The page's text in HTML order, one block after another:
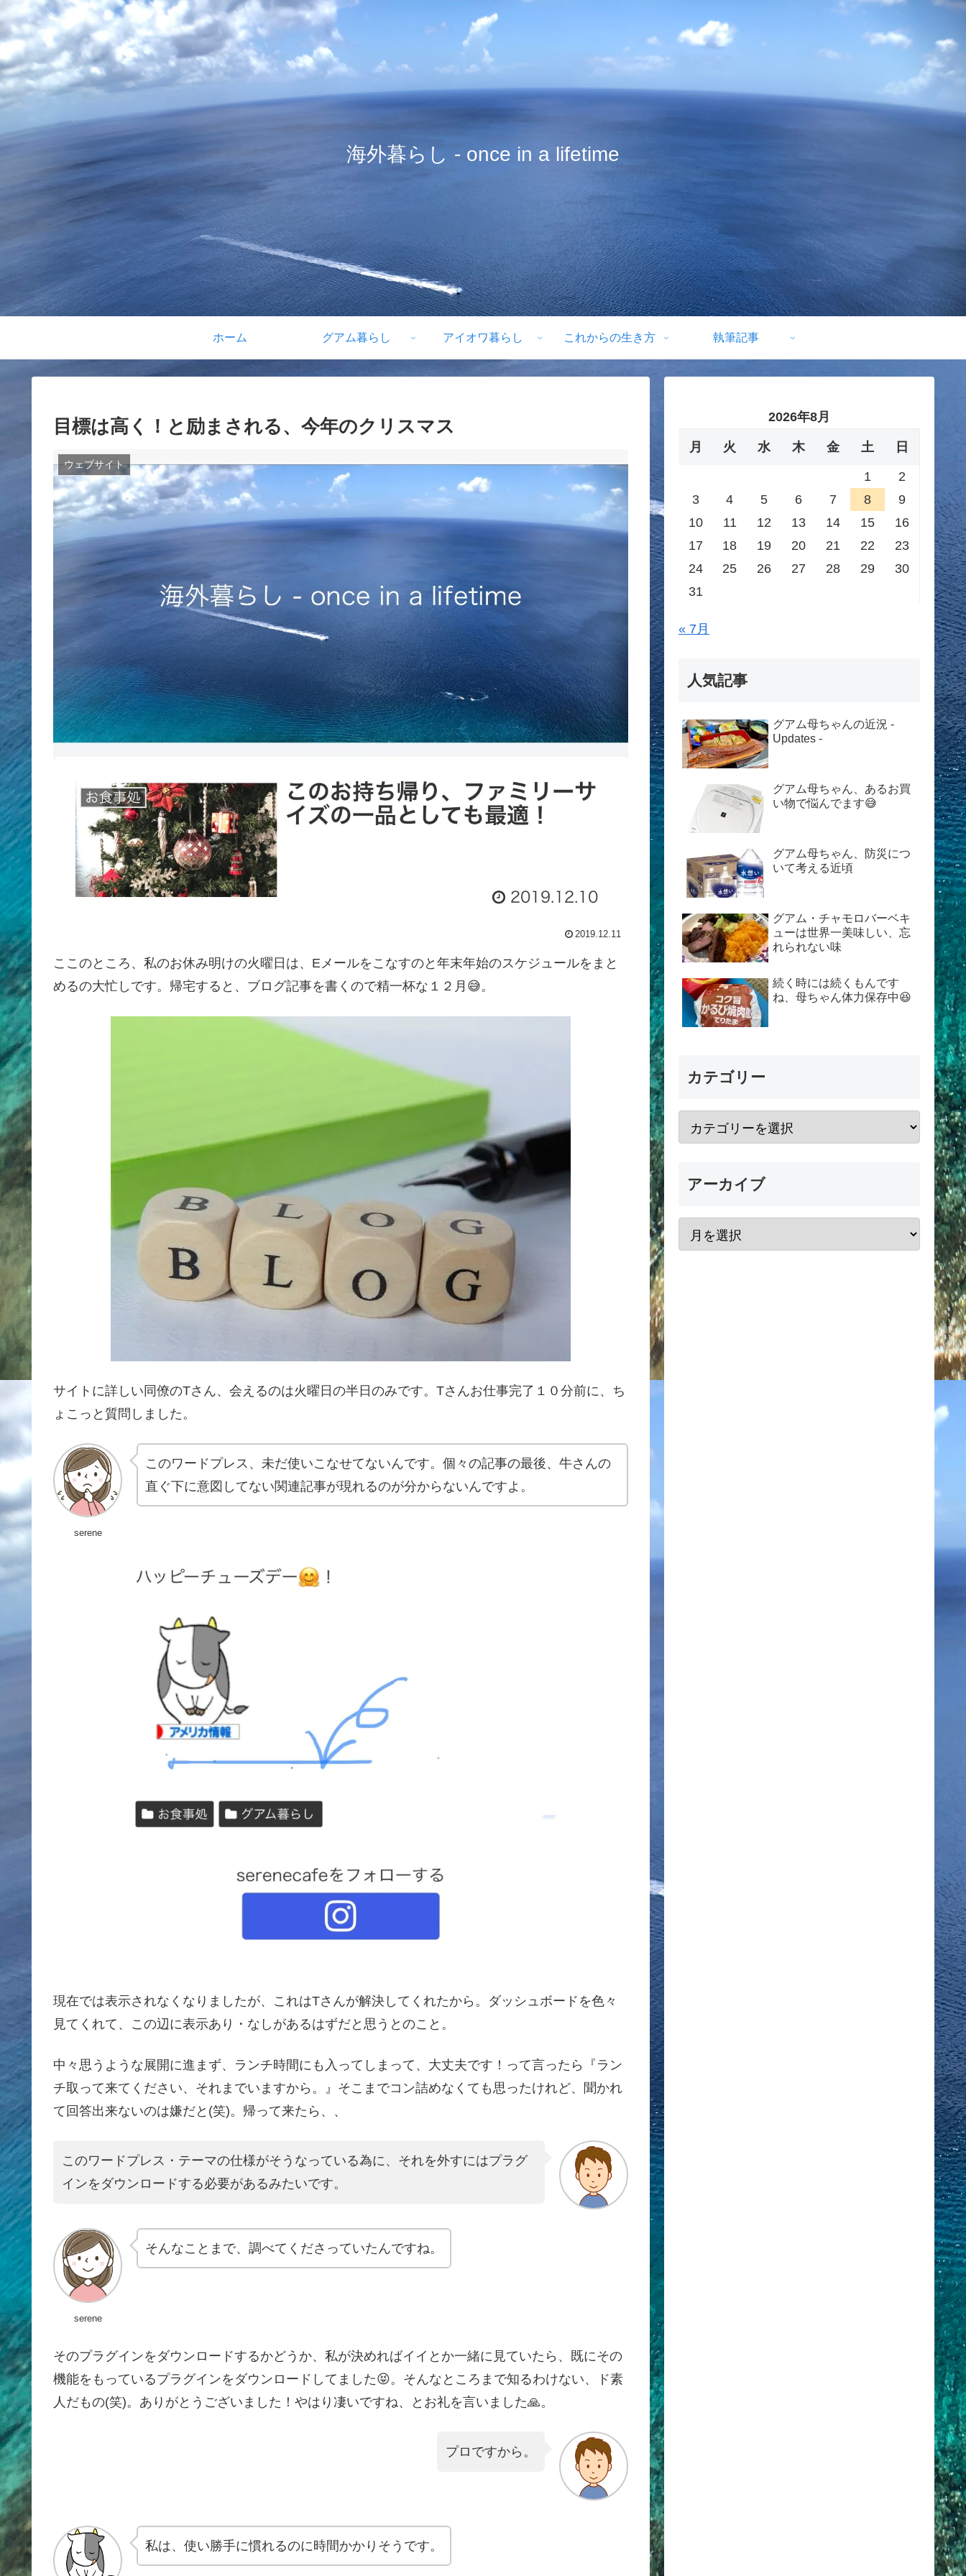
海外暮らし - once in a lifetime
ホーム グアム暮らし アイオワ暮らし これからの生き方 執筆記事
目標は高く！と励まされる、今年のクリスマス
ウェブサイト
2019.12.11
ここのところ、私のお休み明けの火曜日は、Eメールをこなすのと年末年始のスケジュールをまと
めるの大忙しです。帰宅すると、ブログ記事を書くので精一杯な１２月😅。
サイトに詳しい同僚のTさん、会えるのは火曜日の半日のみです。Tさんお仕事完了１０分前に、ち
ょこっと質問しました。
serene
このワードプレス、未だ使いこなせてないんです。個々の記事の最後、牛さんの
直ぐ下に意図してない関連記事が現れるのが分からないんですよ。
現在では表示されなくなりましたが、これはTさんが解決してくれたから。ダッシュボードを色々
見てくれて、この辺に表示あり・なしがあるはずだと思うとのこと。
中々思うような展開に進まず、ランチ時間にも入ってしまって、大丈夫です！って言ったら『ラン
チ取って来てください、それまでいますから。』そこまでコン詰めなくても思ったけれど、聞かれ
て回答出来ないのは嫌だと(笑)。帰って来たら、、
このワードプレス・テーマの仕様がそうなっている為に、それを外すにはプラグ
インをダウンロードする必要があるみたいです。
serene
そんなことまで、調べてくださっていたんですね。
そのプラグインをダウンロードするかどうか、私が決めればイイとか一緒に見ていたら、既にその
機能をもっているプラグインをダウンロードしてました😝。そんなところまで知るわけない、ド素
人だもの(笑)。ありがとうございました！やはり凄いですね、とお礼を言いました🙏。
プロですから。
私は、使い勝手に慣れるのに時間かかりそうです。
2026年8月
月 火 水 木 金 土 日
1
2
3
4 5 6 7 8
9
10
11 12 13 14 15
16
17
18 19 20 21 22
23
24
25 26 27 28 29
30
31
« 7月
人気記事
グアム母ちゃんの近況 -
Updates -
グアム母ちゃん、あるお買
い物で悩んでます😅
グアム母ちゃん、防災につ
いて考える近頃
グアム・チャモロバーベキ
ューは世界一美味しい、忘
れられない味
続く時には続くもんです
ね、母ちゃん体力保存中😆
カテゴリー
アーカイブ